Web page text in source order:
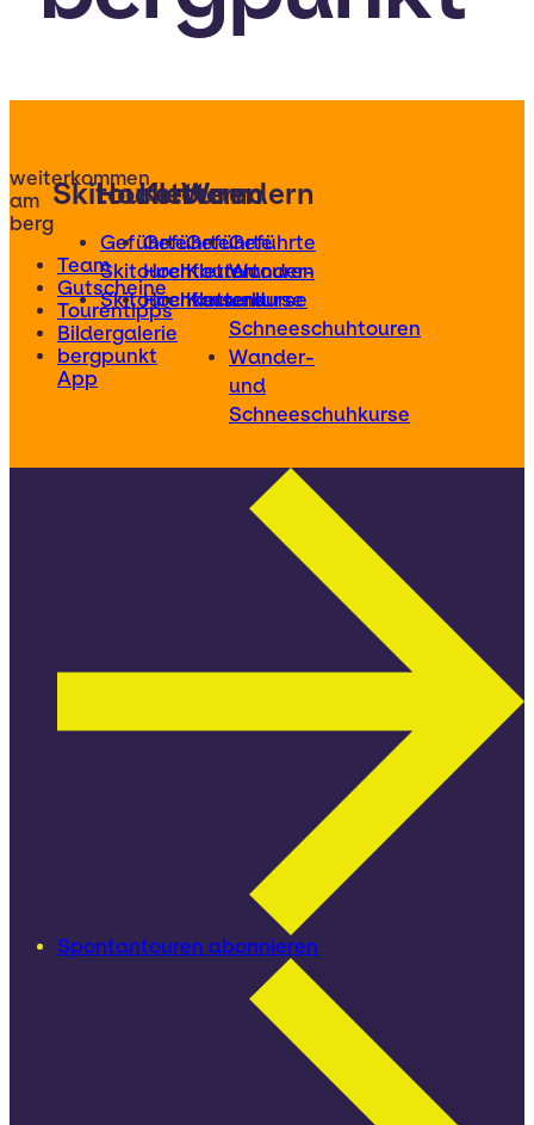
weiterkommen
am
berg
Team
Gutscheine
Tourentipps
Bildergalerie
bergpunkt
App
Skitouren
Geführte
Skitouren
Skitourenkurse
Hochtouren
Geführte
Hochtouren
Hochtourenkurse
Klettern
Geführte
Klettertouren
Kletterkurse
Wandern
Geführte
Wander-
und
Schneeschuhtouren
Wander-
und
Schneeschuhkurse
Spontantouren abonnieren